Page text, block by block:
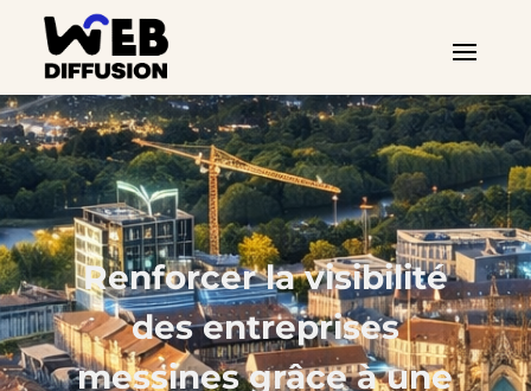
Renforcer la visibilité
des entreprises
messines grâce à une